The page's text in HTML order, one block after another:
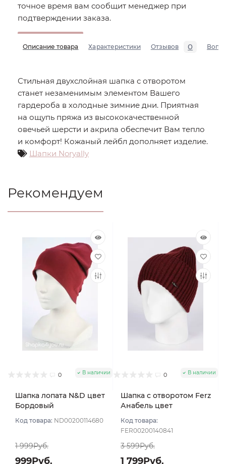
точное время вам сообщит менеджер при
подтверждении заказа.
Описание товара Характеристики Отзывов 0
Стильная двухслойная шапка с отворотом
станет незаменимым элементом Вашего
гардероба в холодные зимние дни. Приятная
на ощупь пряжа из высококачественной
овечьей шерсти и акрила обеспечит Вам тепло
и комфорт! Кожаный лейбл дополняет изделие.
Шапки Noryally
Рекомендуем
0 В наличии
Шапка лопата N&D цвет
Бордовый
Код товара: ND00200114680
1 999Руб.
999Руб.
0 В наличии
Шапка с отворотом Ferz
Анабель цвет
Код товара:
FER00200140841
3 599Руб.
1 799Руб.